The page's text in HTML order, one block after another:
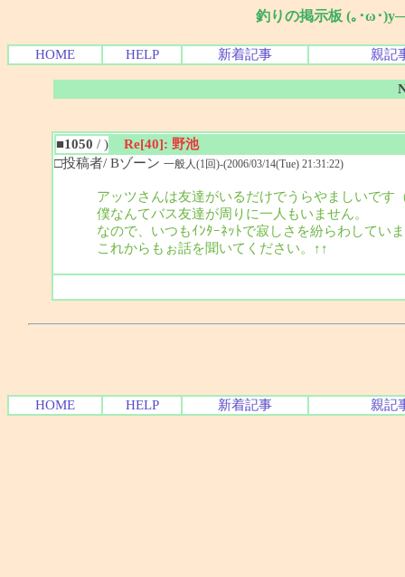
釣りの掲示板 (｡･ω･
HOME HELP 新着記事 親記
■1050 / )
Re[40]: 野池
□投稿者/ Bゾーン 一般人(1回)-(2006/03/14(Tue) 21:31:22)
アッツさんは友達がいるだけでうらやましいです
僕なんてバス友達が周りに一人もいません。
なので、いつもｲﾝﾀｰﾈｯﾄで寂しさを紛らわしてい
これからもぉ話を聞いてください。↑↑
HOME HELP 新着記事 親記